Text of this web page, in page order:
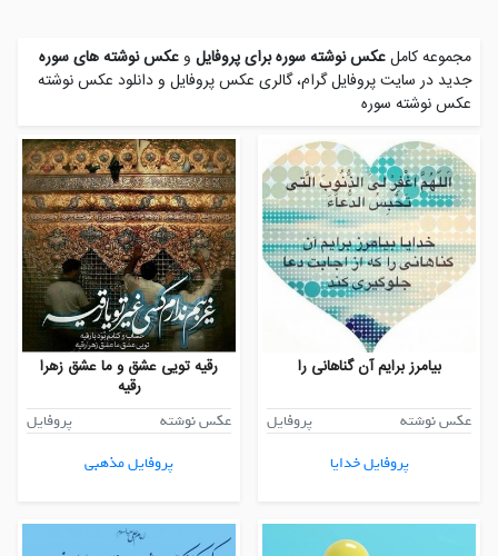
مجموعه کاملعکس نوشته سوره برای پروفایل وعکس نوشته های سوره
جدید در سایت پروفایل گرام، گالری عکس پروفایل ودانلود عکس نوشته
عکس نوشته سوره
بیامرز برایم آن گناهانی را
عکس نوشته
پروفایل
پروفایل خدایا
رقیه تویی عشق و ما عشق زهرا
رقیه
عکس نوشته
پروفایل
پروفایل مذهبی